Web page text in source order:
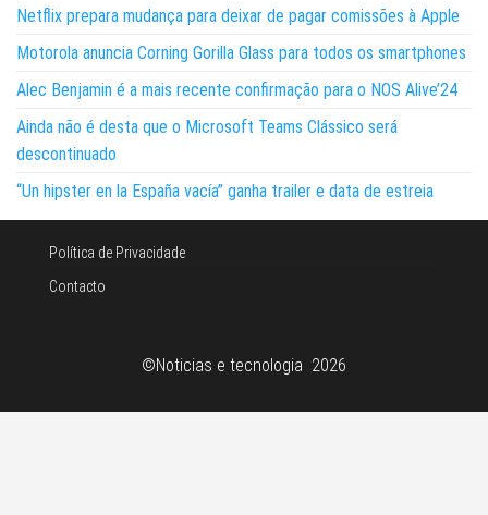
Netflix prepara mudança para deixar de pagar comissões à Apple
Motorola anuncia Corning Gorilla Glass para todos os smartphones
Alec Benjamin é a mais recente confirmação para o NOS Alive’24
Ainda não é desta que o Microsoft Teams Clássico será
descontinuado
“Un hipster en la España vacía” ganha trailer e data de estreia
Política de Privacidade
Contacto
©Noticias e tecnologia 2026